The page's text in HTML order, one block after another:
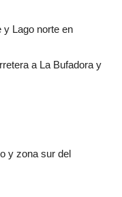
y Lago norte en
a La Bufadora y
y zona sur del